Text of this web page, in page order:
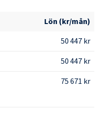
Lön (kr/mån)
50 447 kr
50 447 kr
75 671 kr